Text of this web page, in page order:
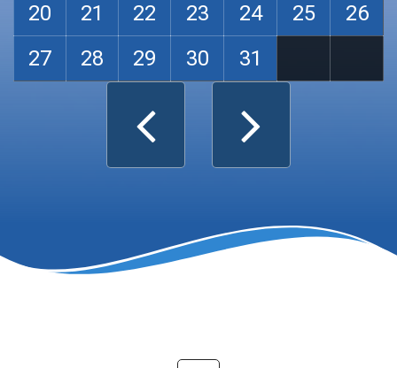
20
21 22 23 24 25
26
27
28 29 30 31